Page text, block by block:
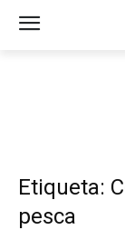
Etiqueta:
pesca